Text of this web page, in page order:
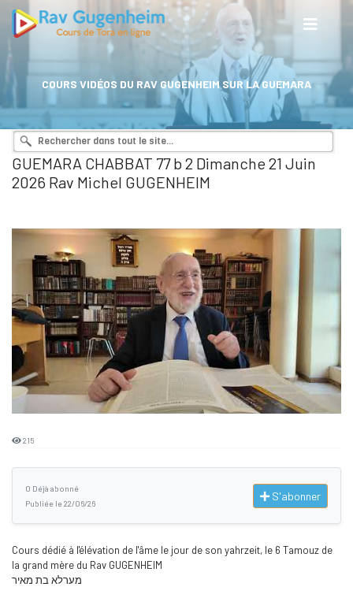
COURS VIDÉOS DU RAV GUGENHEIM SUR LA GUEMARA
GUEMARA CHABBAT 77 b 2 Dimanche 21 Juin
2026 Rav Michel GUGENHEIM
215
0 Déjà abonné
Publiée le 22/06/26
S'abonner
Cours dédié à l'élévation de l'âme le jour de son yahrzeit, le 6 Tamouz de
la grand mère du Rav GUGENHEIM
מערלא בת מאיר